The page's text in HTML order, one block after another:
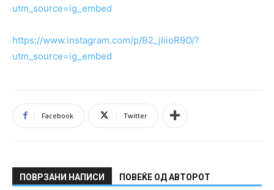
utm_source=ig_embed
https://www.instagram.com/p/B2_jIiioR9O/?
utm_source=ig_embed
Facebook Twitter
ПОВРЗАНИ НАПИСИ ПОВЕЌЕ ОД АВТОРОТ